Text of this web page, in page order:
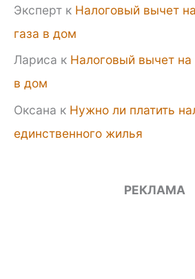
Эксперт к Налоговый вычет
газа в дом
Лариса к Налоговый вычет на
в дом
Оксана к Нужно ли платить
единственного жилья
РЕКЛАМА